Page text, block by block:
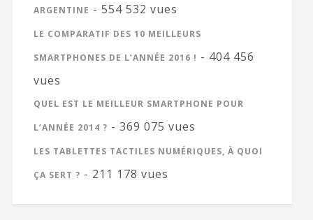
ARGENTINE - 554 532 vues
LE COMPARATIF DES 10 MEILLEURS
SMARTPHONES DE L’ANNÉE 2016 ! - 404 456
vues
QUEL EST LE MEILLEUR SMARTPHONE POUR
L’ANNÉE 2014 ? - 369 075 vues
LES TABLETTES TACTILES NUMÉRIQUES, À QUOI
ÇA SERT ? - 211 178 vues